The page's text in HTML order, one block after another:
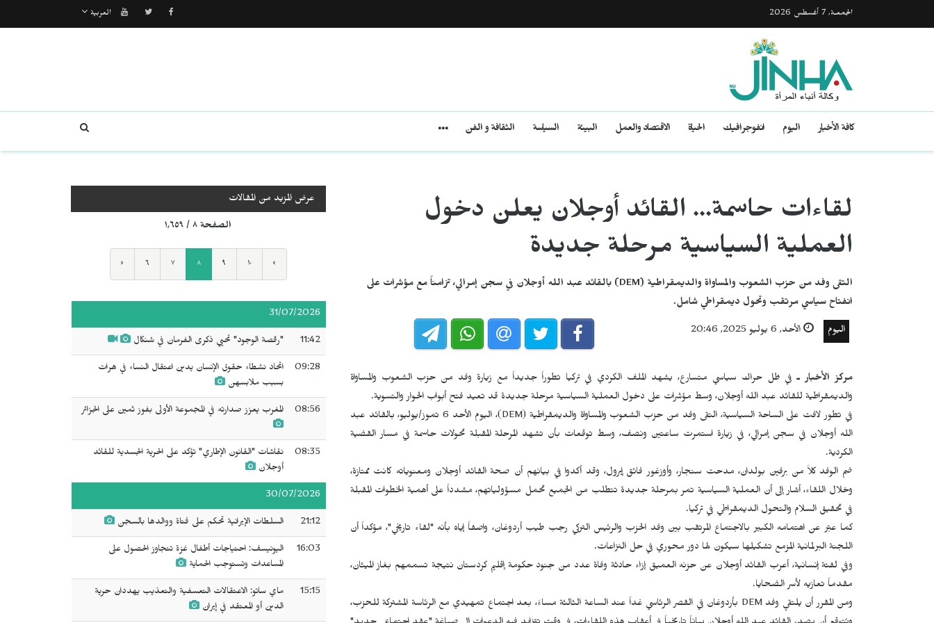
الجمعـة, 7 أغسطس 2026 العربية
كافة الأخبار اليوم انفوجرافيك الحياة الاقتصاد والعمل البيئة السياسة الثقافة و الفن
لقاءات حاسمة... القائد أوجلان يعلن دخول
العملية السياسية مرحلة جديدة
التقى وفد من حزب الشعوب والمساواة والديمقراطية (DEM) بالقائد عبد الله أوجلان في سجن إمرالي، تزامناً مع مؤشرات على
انفتاح سياسي مرتقب وتحول ديمقراطي شامل.
اليوم الأحد, 6 يوليو 2025, 20:46
مركز الأخبار ـ في ظل حراك سياسي متسارع، يشهد الملف الكردي في تركيا تطوراً جديداً مع زيارة وفد من حزب الشعوب والمساواة
والديمقراطية للقائد عبد الله أوجلان، وسط مؤشرات على دخول العملية السياسية مرحلة جديدة قد تعيد فتح أبواب الحوار والتسوية.
في تطور لافت على الساحة السياسية، التقى وفد من حزب الشعوب والمساواة والديمقراطية (DEM
)، اليوم الأحد 6 تموز/يوليو، بالقائد عبد
الله أوجلان في سجن إمرالي، في زيارة استمرت ساعتين ونصف، وسط توقعات بأن تشهد المرحلة المقبلة تحولات حاسمة في مسار القضية
الكردية.
ضم الوفد كلاً من برفين بولدان، مدحت سنجار، وأوزغور فائق إيرول، وقد أكدوا في بيانهم أن صحة القائد أوجلان ومعنوياته كانت ممتازة،
وخلال اللقاء، أشار إلى أن العملية السياسية تمر بمرحلة جديدة تتطلب من الجميع تحمل مسؤولياتهم، مشدداً على أهمية الخطوات المقبلة
في تحقيق السلام والتحول الديمقراطي في تركيا.
كما عبّر عن اهتمامه الكبير بالاجتماع المرتقب بين وفد الحزب والرئيس التركي رجب طيب أردوغان، واصفاً إياه بأنه "لقاء تاريخي"، مؤكداً أن
اللجنة البرلمانية المزمع تشكيلها سيكون لها دور محوري في حل النزاعات.
وفي لفتة إنسانية، أعرب القائد أوجلان عن حزنه العميق إزاء حادثة وفاة عدد من جنود حكومة إقليم كردستان نتيجة تسممهم بغاز الميثان،
مقدماً تعازيه لأسر الضحايا.
ومن المقرر أن يلتقي وفدDEM بأردوغان في القصر الرئاسي غداً عند الساعة الثالثة مساءً، بعد اجتماع تمهيدي مع الرئاسة المشتركة للحزب،
عرض المزيد من المقالات
الصفحة ٨ / ١٬٦٥٩
‹ ٦ ٧ ٨ ٩ ١٠ ›
31/07/2026
11:42 "رقصة الوجود" تحيي ذكرى الفرمان في شنكال
09:28
اتحاد نشطاء حقوق الإنسان يدين اعتقال النساء في هرات
بسبب ملابسهن
08:56 المغرب يعزز صدارته في المجموعة الأولى بفوز ثمين على الجزائر
08:35
نقاشات "القانون الإطاري" تؤكد على الحرية الجسدية للقائد
أوجلان
30/07/2026
21:12 السلطات الإيرانية تحكم على فتاة ووالدها بالسجن
16:03
اليونيسف: احتياجات أطفال غزة تتجاوز الحصول على
المساعدات وتستوجب الحماية
15:15
ماي ساتو: الاعتقالات التعسفية والتعذيب يهددان حرية
الدين أو المعتقد في إيران